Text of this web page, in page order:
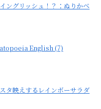
ングリッシュ！？：ぬりかべ
English (7)
タ映えするレインボーサラダ